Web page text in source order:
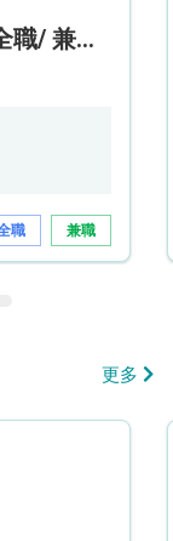
廚師 Commis / Demi Chef (全職/ 兼職) (工作地點:中環)
職 兼職
更多